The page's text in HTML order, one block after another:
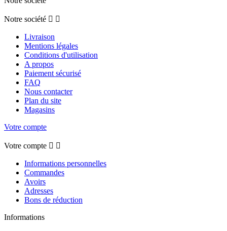
Notre société  
Livraison
Mentions légales
Conditions d'utilisation
A propos
Paiement sécurisé
FAQ
Nous contacter
Plan du site
Magasins
Votre compte
Votre compte  
Informations personnelles
Commandes
Avoirs
Adresses
Bons de réduction
Informations